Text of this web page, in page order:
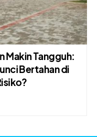
Makin Tangguh:
Bertahan di